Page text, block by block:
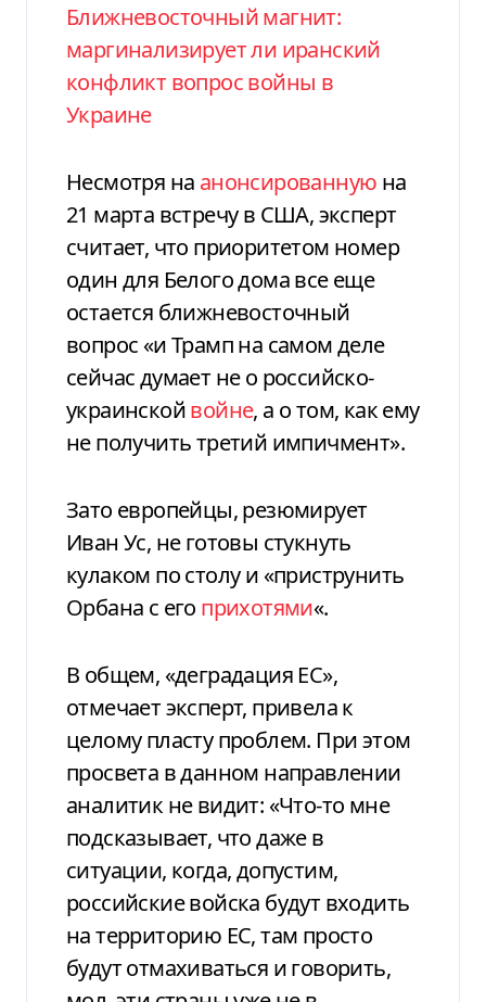
Ближневосточный магнит:
маргинализирует ли иранский
конфликт вопрос войны в
Украине
Несмотря на анонсированную на
21 марта встречу в США, эксперт
считает, что приоритетом номер
один для Белого дома все еще
остается ближневосточный
вопрос «и Трамп на самом деле
сейчас думает не о российско-
украинскойвойне, а о том, как ему
не получить третий импичмент».
Зато европейцы, резюмирует
Иван Ус, не готовы стукнуть
кулаком по столу и «приструнить
Орбана с его прихотями«.
В общем, «деградация ЕС»,
отмечает эксперт, привела к
целому пласту проблем. При этом
просвета в данном направлении
аналитик не видит: «Что-то мне
подсказывает, что даже в
ситуации, когда, допустим,
российские войска будут входить
на территорию ЕС, там просто
будут отмахиваться и говорить,